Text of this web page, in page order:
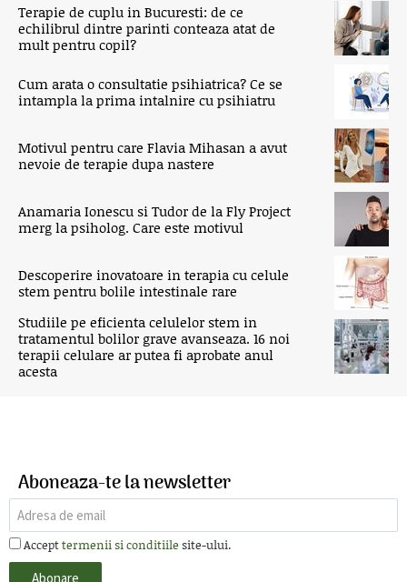
Terapie de cuplu in Bucuresti: de ce
echilibrul dintre parinti conteaza atat de
mult pentru copil?
Cum arata o consultatie psihiatrica? Ce se
intampla la prima intalnire cu psihiatru
Motivul pentru care Flavia Mihasan a avut
nevoie de terapie dupa nastere
Anamaria Ionescu si Tudor de la Fly Project
merg la psiholog. Care este motivul
Descoperire inovatoare in terapia cu celule
stem pentru bolile intestinale rare
Studiile pe eficienta celulelor stem in
tratamentul bolilor grave avanseaza. 16 noi
terapii celulare ar putea fi aprobate anul
acesta
Aboneaza-te la newsletter
Accepttermenii si conditiile site-ului.